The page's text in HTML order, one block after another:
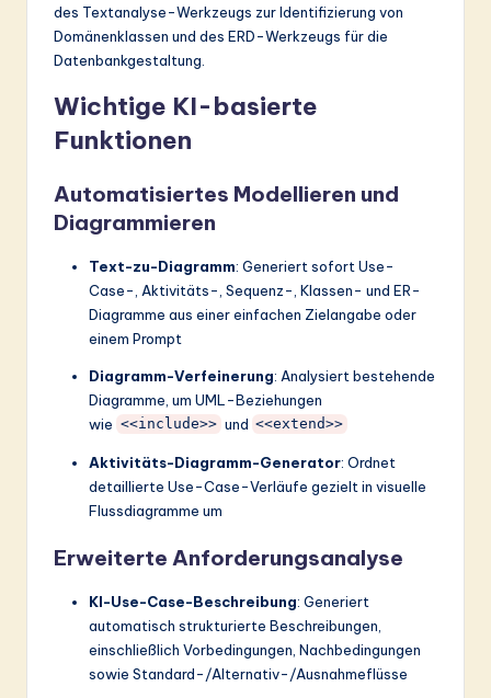
des Textanalyse-Werkzeugs zur Identifizierung von
Domänenklassen und des ERD-Werkzeugs für die
Datenbankgestaltung.
Wichtige KI-basierte
Funktionen
Automatisiertes Modellieren und
Diagrammieren
Text-zu-Diagramm: Generiert sofort Use-
Case-, Aktivitäts-, Sequenz-, Klassen- und ER-
Diagramme aus einer einfachen Zielangabe oder
einem Prompt
Diagramm-Verfeinerung: Analysiert bestehende
Diagramme, um UML-Beziehungen
wie <<include>> und <<extend>>
Aktivitäts-Diagramm-Generator: Ordnet
detaillierte Use-Case-Verläufe gezielt in visuelle
Flussdiagramme um
Erweiterte Anforderungsanalyse
KI-Use-Case-Beschreibung: Generiert
automatisch strukturierte Beschreibungen,
einschließlich Vorbedingungen, Nachbedingungen
sowie Standard-/Alternativ-/Ausnahmeflüsse